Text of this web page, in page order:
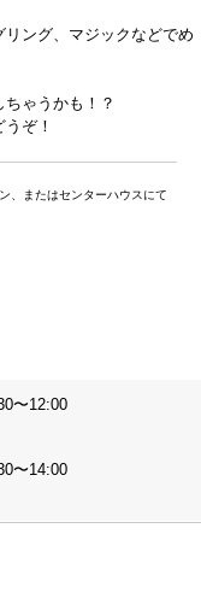
ング、マジックなどでめ
ゃうかも！？
ぞ！
、またはセンターハウスにて
〜12:00
〜14:00